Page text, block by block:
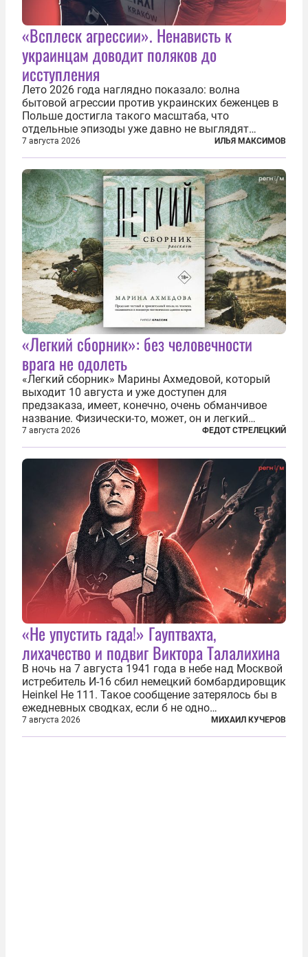
«Всплеск агрессии». Ненависть к
украинцам доводит поляков до
исступления
Лето 2026 года наглядно показало: волна
бытовой агрессии против украинских беженцев в
Польше достигла такого масштаба, что
отдельные эпизоды уже давно не выглядят
случайными. Поляки, судя по происходящему,
буквально теряют рассудок от ненависти к
украинским беженцам, и каждый новый случай
по-своему...
7 августа 2026 ИЛЬЯ МАКСИМОВ
«Легкий сборник»: без человечности
врага не одолеть
«Легкий сборник» Марины Ахмедовой, который
выходит 10 августа и уже доступен для
предзаказа, имеет, конечно, очень обманчивое
название. Физически-то, может, он и легкий
относительно. Но метафизически —
безотносительно тяжелый. Десять рассказов,
каждый из которых напрямую или косвенно (в
основном —...
7 августа 2026 ФЕДОТ СТРЕЛЕЦКИЙ
«Не упустить гада!» Гауптвахта,
лихачество и подвиг Виктора Талалихина
В ночь на 7 августа 1941 года в небе над Москвой
истребитель И-16 сбил немецкий бомбардировщик
Heinkel He 111. Такое сообщение затерялось бы в
ежедневных сводках, если б не одно
обстоятельство. Это был один из первых в
истории отечественной авиации ночных таранов.
7 августа 2026 МИХАИЛ КУЧЕРОВ